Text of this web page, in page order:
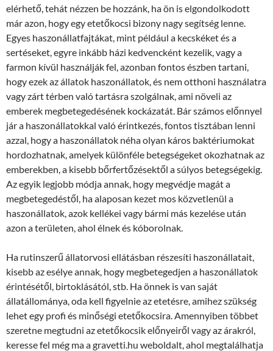
elérhető, tehát nézzen be hozzánk, ha ön is elgondolkodott
már azon, hogy egy etetőkocsi bizony nagy segítség lenne.
Egyes haszonállatfajtákat, mint például a kecskéket és a
sertéseket, egyre inkább házi kedvencként kezelik, vagy a
farmon kívül használják fel, azonban fontos észben tartani,
hogy ezek az állatok haszonállatok, és nem otthoni használatra
vagy zárt térben való tartásra szolgálnak, ami növeli az
emberek megbetegedésének kockázatát. Bár számos előnnyel
jár a haszonállatokkal való érintkezés, fontos tisztában lenni
azzal, hogy a haszonállatok néha olyan káros baktériumokat
hordozhatnak, amelyek különféle betegségeket okozhatnak az
emberekben, a kisebb bőrfertőzésektől a súlyos betegségekig.
Az egyik legjobb módja annak, hogy megvédje magát a
megbetegedéstől, ha alaposan kezet mos közvetlenül a
haszonállatok, azok kellékei vagy bármi más kezelése után
azon a területen, ahol élnek és kóborolnak.
Ha rutinszerű állatorvosi ellátásban részesíti haszonállatait,
kisebb az esélye annak, hogy megbetegedjen a haszonállatok
érintésétől, birtoklásától, stb. Ha önnek is van saját
állatállománya, oda kell figyelnie az etetésre, amihez szükség
lehet egy profi és minőségi etetőkocsira. Amennyiben többet
szeretne megtudni az etetőkocsik előnyeiről vagy az árakról,
keresse fel még ma a gravetti.hu weboldalt, ahol megtalálhatja